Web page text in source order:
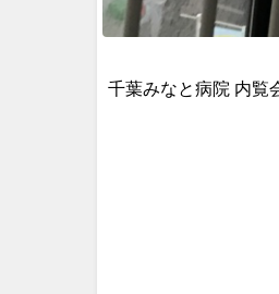
千葉みなと病院 内覧